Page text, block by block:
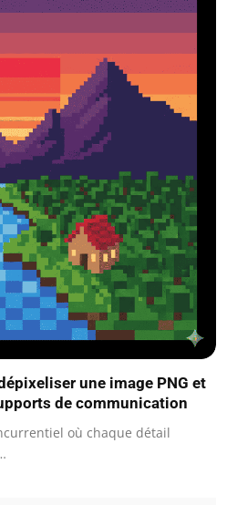
une image PNG et
de communication
où chaque détail